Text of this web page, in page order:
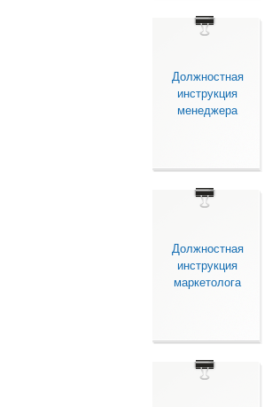
Должностная
инструкция
менеджера
Должностная
инструкция
маркетолога